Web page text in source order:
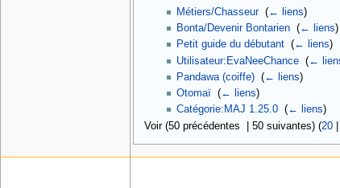
Métiers/Chasseur‎(← liens)
Bonta/Devenir Bontarien ‎(← liens)
Petit guide du débutant ‎(← liens)
Utilisateur:EvaNeeChance ‎(←
Pandawa (coiffe) ‎(← liens)
Otomaï ‎(← liens)
Catégorie:MAJ 1.25.0 ‎(← liens)
Voir (50 précédentes | 50 suivantes) (20|